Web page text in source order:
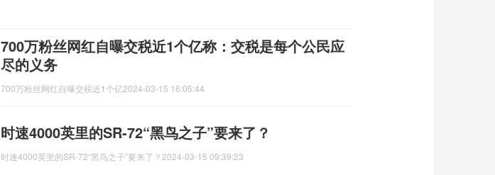
700万粉丝网红自曝交税近1个亿称：交税是每个公民应
尽的义务
700万粉丝网红自曝交税近1个亿2024-03-15 16:05:44
时速4000英里的SR-72“黑鸟之子”要来了？
时速4000英里的SR-72“黑鸟之子”要来了？ 2024-03-15 09:39:23